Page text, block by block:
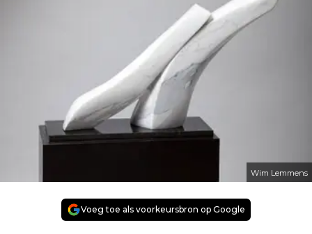
Wim Lemmens
Voeg toe als voorkeursbron op Google